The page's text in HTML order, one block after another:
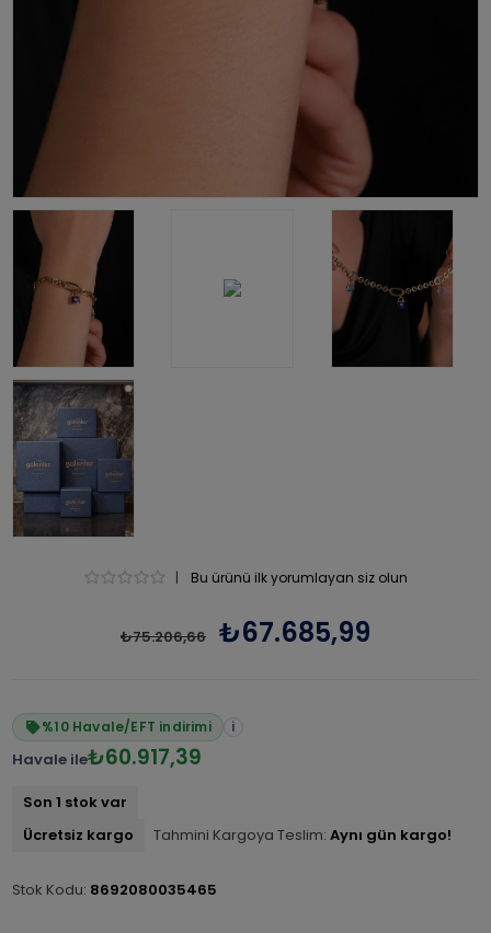
| Bu ürünü ilk yorumlayan siz olun
₺75.206,66 ₺67.685,99
%10 Havale/EFT indirimi i
Havale ile₺60.917,39
Son 1 stok var
Ücretsiz kargo
Tahmini Kargoya Teslim: Aynı gün kargo!
Stok Kodu: 8692080035465